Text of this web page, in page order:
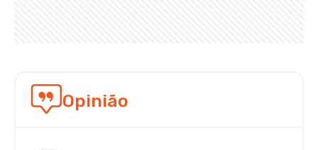
Opinião